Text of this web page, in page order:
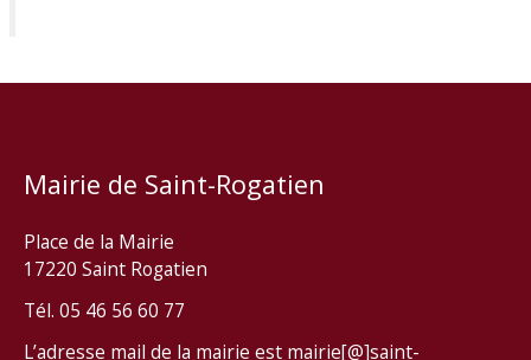
Mairie de Saint-Rogatien
Place de la Mairie
17220 Saint Rogatien
Tél. 05 46 56 60 77
L’adresse mail de la mairie est mairie[@]saint-